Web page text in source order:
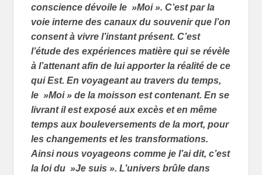
conscience dévoile le »Moi ». C’est par la
voie interne des canaux du souvenir que l’on
consent à vivre l’instant présent. C’est
l’étude des expériences matière qui se révèle
à l’attenant afin de lui apporter la réalité de ce
qui Est. En voyageant au travers du temps,
le »Moi » de la moisson est contenant. En se
livrant il est exposé aux excès et en même
temps aux bouleversements de la mort, pour
les changements et les transformations.
Ainsi nous voyageons comme je l’ai dit, c’est
la loi du »Je suis ». L’univers brûle dans